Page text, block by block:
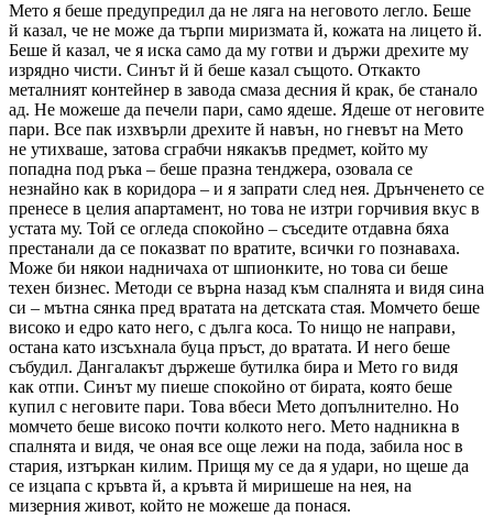
Мето я беше предупредил да не ляга на неговото легло. Беше
й казал, че не може да търпи миризмата й, кожата на лицето й.
Беше й казал, че я иска само да му готви и държи дрехите му
изрядно чисти. Синът й й беше казал същото. Откакто
металният контейнер в завода смаза десния й крак, бе станало
ад. Не можеше да печели пари, само ядеше. Ядеше от неговите
пари. Все пак изхвърли дрехите й навън, но гневът на Мето
не утихваше, затова сграбчи някакъв предмет, който му
попадна под ръка – беше празна тенджера, озовала се
незнайно как в коридора – и я запрати след нея. Дрънченето се
пренесе в целия апартамент, но това не изтри горчивия вкус в
устата му. Той се огледа спокойно – съседите отдавна бяха
престанали да се показват по вратите, всички го познаваха.
Може би някои надничаха от шпионките, но това си беше
техен бизнес. Методи се върна назад към спалнята и видя сина
си – мътна сянка пред вратата на детската стая. Момчето беше
високо и едро като него, с дълга коса. То нищо не направи,
остана като изсъхнала буца пръст, до вратата. И него беше
събудил. Дангалакът държеше бутилка бира и Мето го видя
как отпи. Синът му пиеше спокойно от бирата, която беше
купил с неговите пари. Това вбеси Мето допълнително. Но
момчето беше високо почти колкото него. Мето надникна в
спалнята и видя, че оная все още лежи на пода, забила нос в
стария, изтъркан килим. Прищя му се да я удари, но щеше да
се изцапа с кръвта й, а кръвта й миришеше на нея, на
мизерния живот, който не можеше да понася.